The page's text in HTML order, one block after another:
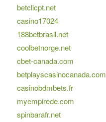
betclicpt.net
casino17024
188betbrasil.net
coolbetnorge.net
cbet-canada.com
betplayscasinocanada.com
casinobdmbets.fr
myempirede.com
spinbarafr.net